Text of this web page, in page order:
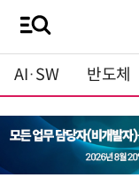
AI·SW 반도체